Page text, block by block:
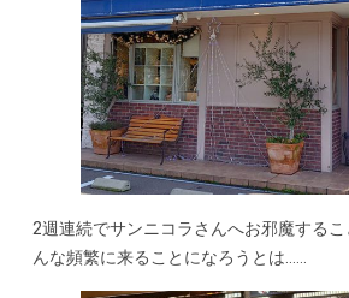
2週連続でサンニコラさんへお邪魔するこ
んな頻繁に来ることになろうとは……